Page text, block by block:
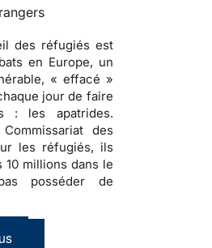
des réfugiés est
en Europe, un
« effacé »
jour de faire
: les apatrides.
des
les réfugiés, ils
10 millions dans le
posséder de